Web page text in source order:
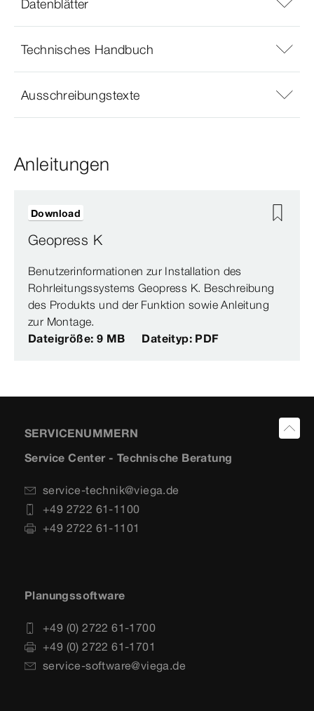
Datenblätter
Technisches Handbuch
Ausschreibungstexte
Anleitungen
Geopress K
Benutzerinformationen zur Installation des
Rohrleitungssystems Geopress K. Beschreibung
des Produkts und der Funktion sowie Anleitung
zur Montage.
Dateigröße: 9 MB
Dateityp: PDF
Download
SERVICENUMMERN
Service Center - Technische Beratung
service-technik@viega.de
+49 2722 61-1100
+49 2722 61-1101
Planungssoftware
+49 (0) 2722 61-1700
+49 (0) 2722 61-1701
service-software@viega.de